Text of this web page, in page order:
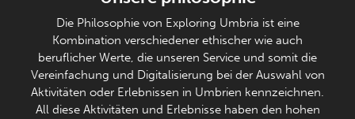
Die Philosophie von Exploring Umbria ist eine
Kombination verschiedener ethischer wie auch
beruflicher Werte, die unseren Service und somit die
Vereinfachung und Digitalisierung bei der Auswahl von
Aktivitäten oder Erlebnissen in Umbrien kennzeichnen.
All diese Aktivitäten und Erlebnisse haben den hohen